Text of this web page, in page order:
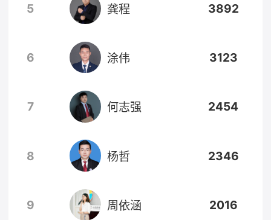
5 龚程 3892
6 涂伟 3123
7 何志强 2454
8 杨哲 2346
9 周依涵 2016